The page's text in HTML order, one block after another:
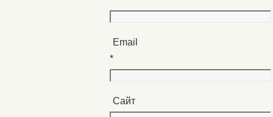
Email
*
Сайт